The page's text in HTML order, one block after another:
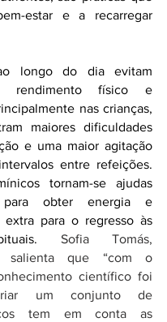
estar e a recarregar
longo do dia evitam
rendimento físico e
nas crianças,
maiores dificuldades
e uma maior agitação
entre refeições.
tornam-se ajudas
para obter energia e
extra para o regresso às
Sofia Tomás,
salienta que “com o
científico foi
um conjunto de
tem em conta as